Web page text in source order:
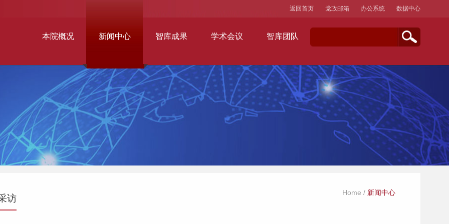
本院概况 新闻中心 智库成果 学术会议 智库团队
返回首页 党政邮箱 办公系统 数据中心
访
Home / 新闻中心